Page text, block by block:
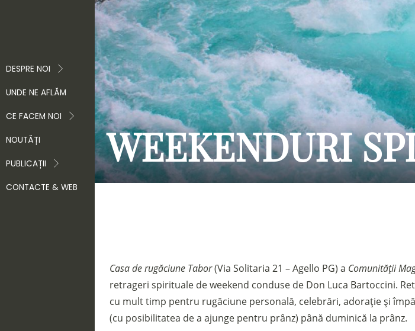
DESPRE NOI
UNDE NE AFLĂM
CE FACEM NOI
NOUTĂȚI
PUBLICAȚII
CONTACTE & WEB
WEEKENDURI
Casa de rugăciune Tabor(Via Solitaria 21 – Agello PG) a Comunității
retrageri spirituale de weekend conduse de Don Luca Bartoccini.
cu mult timp pentru rugăciune personală, celebrări, adorație și
(cu posibilitatea de a ajunge pentru prânz) până duminică la prânz.